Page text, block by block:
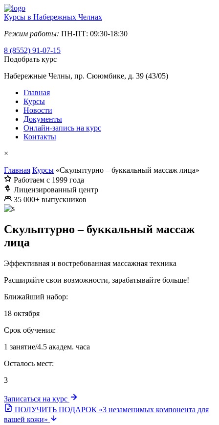
Курсы в Набережных Челнах
Режим работы: ПН-ПТ: 09:30-18:30
8 (8552) 91-07-15
Подобрать курс
Набережные Челны, пр. Сююмбике, д. 39 (43/05)
Главная
Курсы
Новости
Документы
Онлайн-запись на курс
Контакты
×
Главная Курсы «Скульптурно – буккальный массаж лица»
Работаем с 1999 года
Лицензированный центр
35 000+ выпускников
Скульптурно – буккальный массаж
лица
Эффективная и востребованная массажная техника
Расширяйте свои возможности, зарабатывайте больше!
Ближайший набор:
18 октября
Срок обучения:
1 занятие/4.5 академ. часа
Осталось мест:
3
Записаться на курс
ПОЛУЧИТЬ ПОДАРОК «3 незаменимых компонента для
вашей кожи»